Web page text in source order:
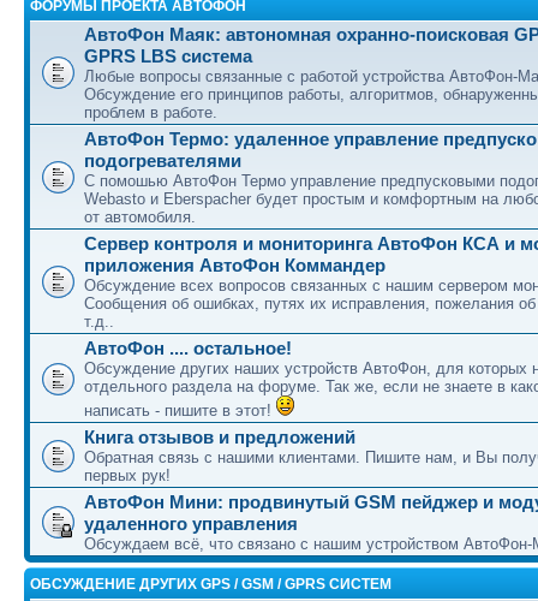
ФОРУМЫ ПРОЕКТА АВТОФОН
АвтоФон Маяк: автономная охранно-поисковая
GPRS LBS система
Любые вопросы связанные с работой устройства АвтоФон-
Обсуждение его принципов работы, алгоритмов,
проблем в работе.
АвтоФон Термо: удаленное управление
подогревателями
С помошью АвтоФон Термо управление предпусковыми
Webasto и Eberspacher будет простым и комфортным на
от автомобиля.
Сервер контроля и мониторинга АвтоФон КСА и
приложения АвтоФон Коммандер
Обсуждение всех вопросов связанных с нашим сервером
Сообщения об ошибках, путях их исправления, пожелания
т.д..
АвтоФон .... остальное!
Обсуждение других наших устройств АвтоФон, для которых
отдельного раздела на форуме. Так же, если не знаете в
написать - пишите в этот!
Книга отзывов и предложений
Обратная связь с нашими клиентами. Пишите нам, и Вы
первых рук!
АвтоФон Мини: продвинутый GSM пейджер и
удаленного управления
Обсуждаем всё, что связано с нашим устройством
ОБСУЖДЕНИЕ ДРУГИХ GPS / GSM / GPRS СИСТЕМ